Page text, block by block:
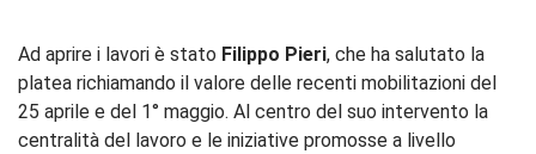
Ad aprire i lavori è stato Filippo Pieri, che ha salutato la
platea richiamando il valore delle recenti mobilitazioni del
25 aprile e del 1° maggio. Al centro del suo intervento la
centralità del lavoro e le iniziative promosse a livello